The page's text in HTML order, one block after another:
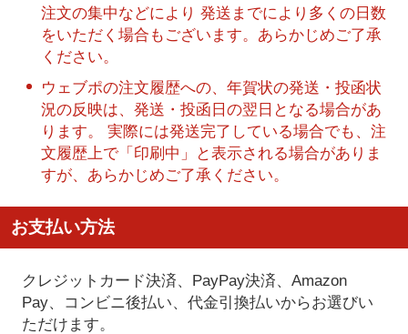
注文の集中などにより 発送までにより多くの日数
をいただく場合もございます。あらかじめご了承
ください。
ウェブポの注文履歴への、年賀状の発送・投函状
況の反映は、発送・投函日の翌日となる場合があ
ります。 実際には発送完了している場合でも、注
文履歴上で「印刷中」と表示される場合がありま
すが、あらかじめご了承ください。
お支払い方法
クレジットカード決済、PayPay決済、Amazon
Pay、コンビニ後払い、代金引換払いからお選びい
ただけます。